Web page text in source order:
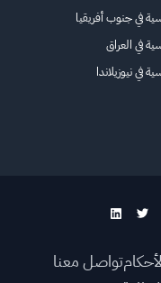
في جنوب أفريقيا
في العراق
في نيوزيلاندا
تواصل معنا